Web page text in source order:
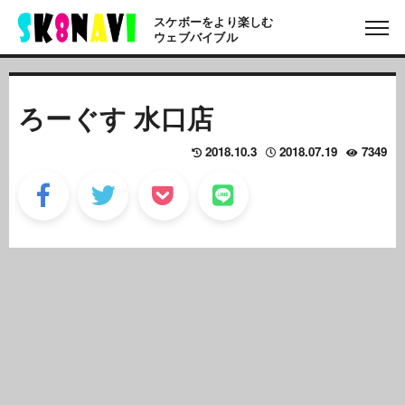
スケボーをより楽しむ
ウェブバイブル
ろーぐす 水口店
7349
2018.07.19
2018.10.3